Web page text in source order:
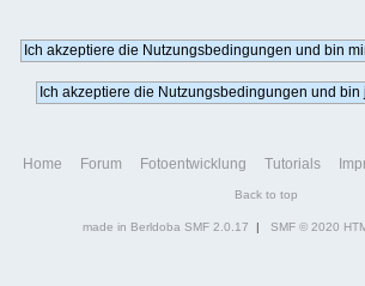
Home Forum Fotoentwicklung Tutorials
Back to top
made in Berldoba SMF 2.0.17 | SMF © 2020